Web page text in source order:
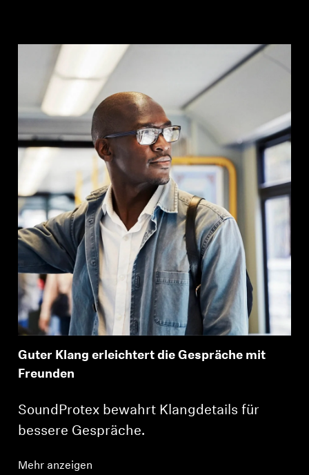
Guter Klang erleichtert die Gespräche mit
Freunden
SoundProtex bewahrt Klangdetails für
bessere Gespräche.
Mehr anzeigen